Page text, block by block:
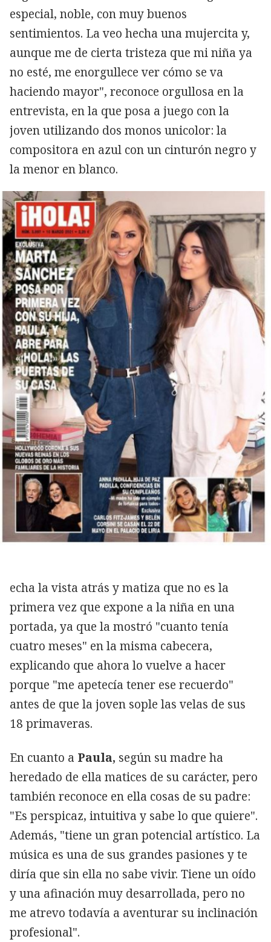
especial, noble, con muy buenos
sentimientos. La veo hecha una mujercita y,
aunque me de cierta tristeza que mi niña ya
no esté, me enorgullece ver cómo se va
haciendo mayor", reconoce orgullosa en la
entrevista, en la que posa a juego con la
joven utilizando dos monos unicolor: la
compositora en azul con un cinturón negro y
la menor en blanco.
echa la vista atrás y matiza que no es la
primera vez que expone a la niña en una
portada, ya que la mostró "cuanto tenía
cuatro meses" en la misma cabecera,
explicando que ahora lo vuelve a hacer
porque "me apetecía tener ese recuerdo"
antes de que la joven sople las velas de sus
18 primaveras.
En cuanto a Paula, según su madre ha
heredado de ella matices de su carácter, pero
también reconoce en ella cosas de su padre:
"Es perspicaz, intuitiva y sabe lo que quiere".
Además, "tiene un gran potencial artístico. La
música es una de sus grandes pasiones y te
diría que sin ella no sabe vivir. Tiene un oído
y una afinación muy desarrollada, pero no
me atrevo todavía a aventurar su inclinación
profesional".